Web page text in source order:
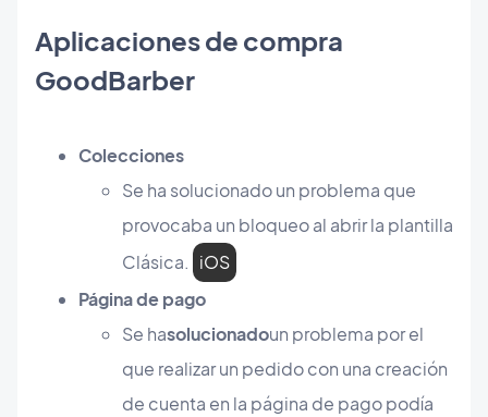
Aplicaciones de compra
GoodBarber
Colecciones
Se ha solucionado un problema que
provocaba un bloqueo al abrir la plantilla
Clásica. iOS
Página de pago
Se hasolucionadoun problema por el
que realizar un pedido con una creación
de cuenta en la página de pago podía